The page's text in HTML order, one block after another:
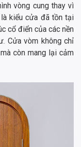
vòng cung thay vì
kiểu cửa đã tồn tại
cổ điển của các nền
Cửa vòm không chỉ
còn mang lại cảm